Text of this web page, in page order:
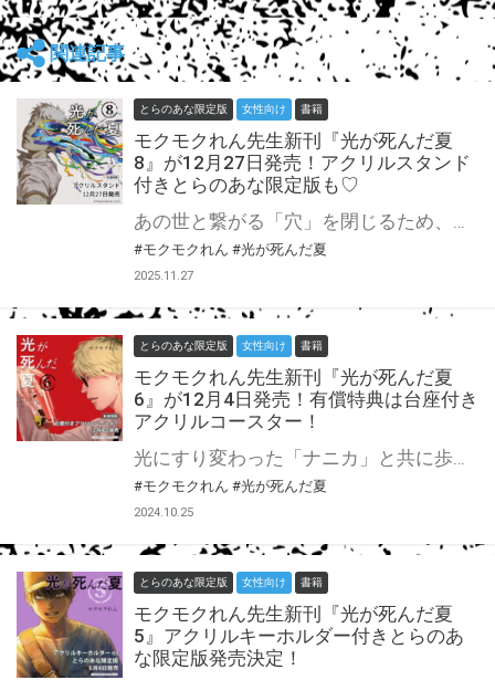
関連記事
とらのあな限定版 女性向け 書籍
モクモクれん先生新刊『光が死んだ夏
8』が12月27日発売！アクリルスタンド
付きとらのあな限定版も♡
あの世と繋がる「穴」を閉じるため、穴の向こう側へ行ったヒカル。 よしきとのつながりを使ってこちらの世界に戻ってくるはずが、「光の身体」だけが戻ってきてしまい──。 大人気『光が死んだ夏』第8巻が12月27日に発売！ とらのあなでは刊行を記念してアクリルスタンド付きとらのあな限定版を発売致します！ 池袋店・通販にて予約開始！とらのあな限定版は数量限定生産となりますので、お早めにご予約下さい！
#モクモクれん #光が死んだ夏
2025.11.27
とらのあな限定版 女性向け 書籍
モクモクれん先生新刊『光が死んだ夏
6』が12月4日発売！有償特典は台座付き
アクリルコースター！
光にすり変わった「ナニカ」と共に歩み出したよしきの前に突如として現れたタナカ。 彼から告げられたのは、ヒカルの正体についてだった。 二人の決意が問われた時、それぞれが見つけた本当の気持ちとは──。 大人気『光が死んだ夏』第6巻が12月4日に発売決定！ とらのあなでは刊行を記念して台座付きアクリルコースター付きとらのあな限定版を発売致します！ 池袋店・通販にて予約開始！とらのあな限定版は数量限定生産となりますので、お早めにご予約下さい！
#モクモクれん #光が死んだ夏
2024.10.25
とらのあな限定版 女性向け 書籍
モクモクれん先生新刊『光が死んだ夏
5』アクリルキーホルダー付きとらのあ
な限定版発売決定！